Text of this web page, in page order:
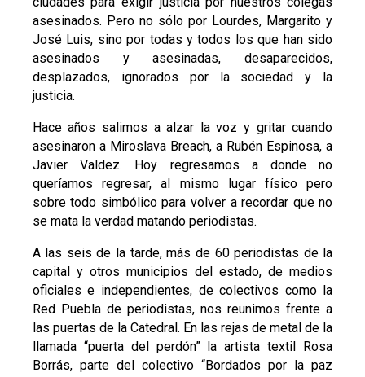
asesinados. Pero no sólo por Lourdes, Margarito y
José Luis, sino por todas y todos los que han sido
asesinados y asesinadas, desaparecidos,
desplazados, ignorados por la sociedad y la
justicia.
Hace años salimos a alzar la voz y gritar cuando
asesinaron a Miroslava Breach, a Rubén Espinosa, a
Javier Valdez. Hoy regresamos a donde no
queríamos regresar, al mismo lugar físico pero
sobre todo simbólico para volver a recordar que no
se mata la verdad matando periodistas.
A las seis de la tarde, más de 60 periodistas de la
capital y otros municipios del estado, de medios
oficiales e independientes, de colectivos como la
Red Puebla de periodistas, nos reunimos frente a
las puertas de la Catedral. En las rejas de metal de la
llamada “puerta del perdón” la artista textil Rosa
Borrás, parte del colectivo “Bordados por la paz